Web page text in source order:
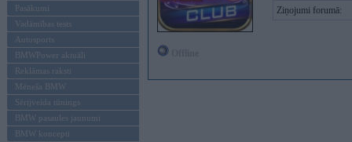
Pasākumi
Vadāmības tests
Autosports
BMWPower aktuāli
Reklāmas raksti
Mēneša BMW
Sērijveida tūnings
BMW pasaules jaunumi
BMW koncepti
Ziņojumi forumā: